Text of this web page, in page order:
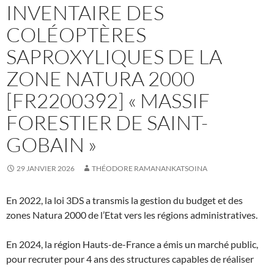
INVENTAIRE DES
COLÉOPTÈRES
SAPROXYLIQUES DE LA
ZONE NATURA 2000
[FR2200392] « MASSIF
FORESTIER DE SAINT-
GOBAIN »
29 JANVIER 2026 THÉODORE RAMANANKATSOINA
En 2022, la loi 3DS a transmis la gestion du budget et des
zones Natura 2000 de l’Etat vers les régions administratives.
En 2024, la région Hauts-de-France a émis un marché public,
pour recruter pour 4 ans des structures capables de réaliser